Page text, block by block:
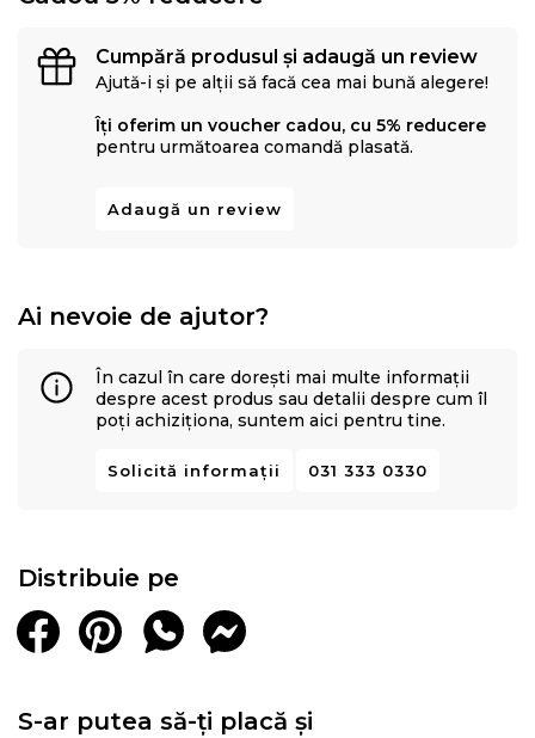
Cumpără produsul și adaugă un review
Ajută-i și pe alții să facă cea mai bună alegere!
Îți oferim un voucher cadou, cu 5% reducere
pentru următoarea comandă plasată.
Adaugă un review
Ai nevoie de ajutor?
În cazul în care dorești mai multe informații
despre acest produs sau detalii despre cum îl
poți achiziționa, suntem aici pentru tine.
Solicită informații 031 333 0330
Distribuie pe
S-ar putea să-ți placă și